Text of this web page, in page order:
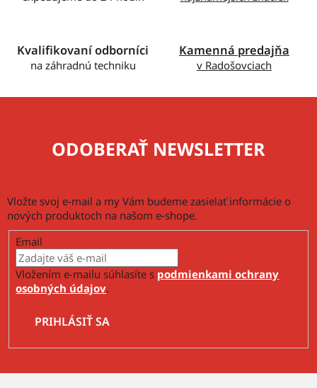
Kvalifikovaní odborníci
na záhradnú techniku
Kamenná predajňa
v Radošovciach
ODOBERAŤ NEWSLETTER
Vložte svoj e-mail a my Vám budeme zasielať informácie o
nových produktoch na našom e-shope.
Email
Vložením e-mailu súhlasíte s podmienkami ochrany
osobných údajov.
PRIHLÁSIŤ SA